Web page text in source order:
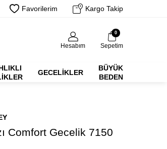
Favorilerim Kargo Takip
Hesabım
0
Sepetim
GECELIKLER
BÜYÜK
BEDEN
Comfort Gecelik 7150